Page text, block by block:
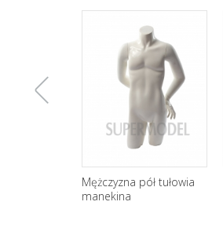
Mężczyzna pół tułowia
manekina